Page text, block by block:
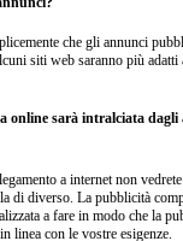
che gli annunci
siti web saranno più adatti
online sarà intralciata
a internet non
di diverso. La pubblicità
a fare in modo che la
linea con le vostre esigenze.